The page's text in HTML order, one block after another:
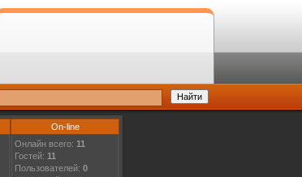
On-line
Онлайн всего: 11
Гостей: 11
Пользователей:0